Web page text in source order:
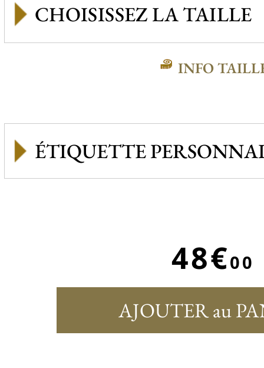
INFO
ÉTIQUETTE
48€00
AJOUTER au